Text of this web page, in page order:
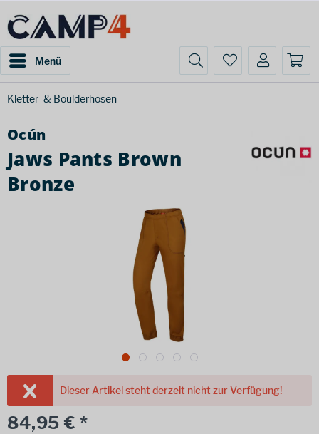
Menü
Kletter- & Boulderhosen
Ocún
Jaws Pants Brown
Bronze
Dieser Artikel steht derzeit nicht zur Verfügung!
84,95 € *